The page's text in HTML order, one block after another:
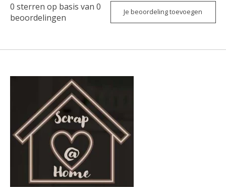
0 sterren op basis van 0
beoordelingen
Je beoordeling toevoegen